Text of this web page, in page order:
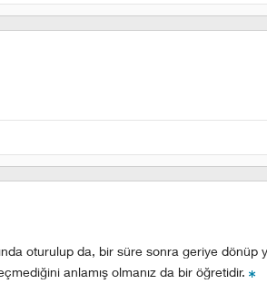
oturulup da, bir süre sonra geriye dönüp
anlamış olmanız da bir öğretidir.